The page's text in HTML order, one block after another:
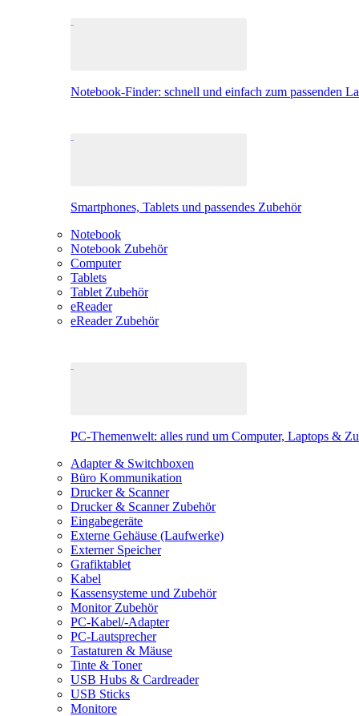
Notebook-Finder: schnell und einfach zum passenden
Smartphones, Tablets und passendes Zubehör
Notebook
Notebook Zubehör
Computer
Tablets
Tablet Zubehör
eReader
eReader Zubehör
PC-Themenwelt: alles rund um Computer, Laptops &
Adapter & Switchboxen
Büro Kommunikation
Drucker & Scanner
Drucker & Scanner Zubehör
Eingabegeräte
Externe Gehäuse (Laufwerke)
Externer Speicher
Grafiktablet
Kabel
Kassensysteme und Zubehör
Monitor Zubehör
PC-Kabel/-Adapter
PC-Lautsprecher
Tastaturen & Mäuse
Tinte & Toner
USB Hubs & Cardreader
USB Sticks
Monitore